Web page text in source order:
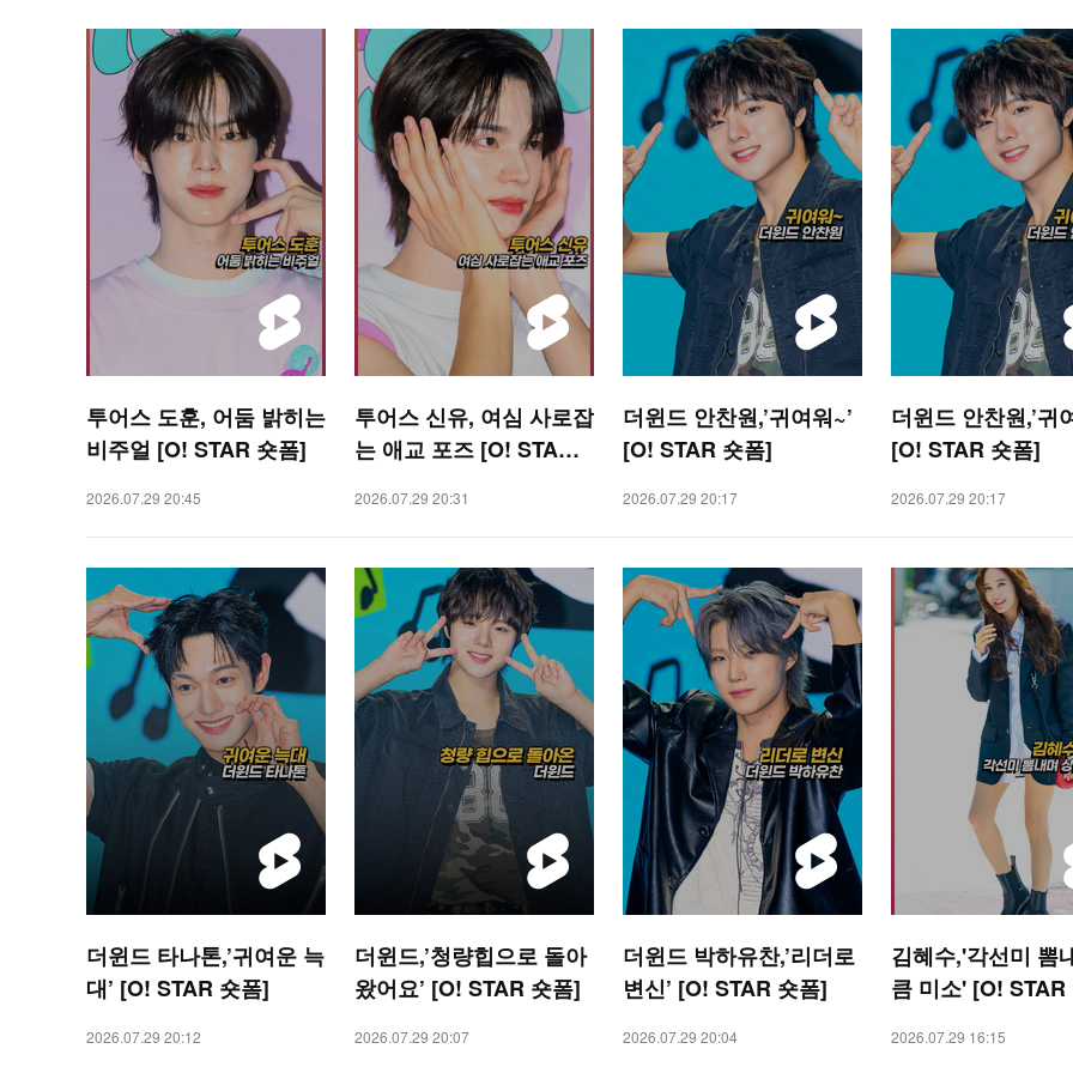
투어스 도훈, 어둠 밝히는
비주얼 [O! STAR 숏폼]
2026.07.29 20:45
투어스 신유, 여심 사로잡
는 애교 포즈 [O! STAR
2026.07.29 20:31
더윈드 안찬원,’귀여워~’
[O! STAR 숏폼]
2026.07.29 20:17
더윈드 안찬원,’귀
[O! STAR 숏폼]
2026.07.29 20:17
더윈드 타나톤,’귀여운 늑
대’ [O! STAR 숏폼]
2026.07.29 20:12
더윈드,’청량힙으로 돌아
왔어요’ [O! STAR 숏폼]
2026.07.29 20:07
더윈드 박하유찬,’리더로
변신’ [O! STAR 숏폼]
2026.07.29 20:04
김혜수,'각선미 뽐
큼 미소' [O! STAR
2026.07.29 16:15